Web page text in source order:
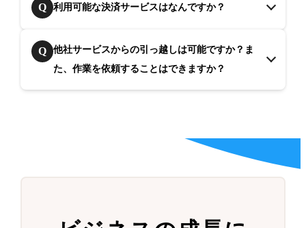
Q 利用可能な決済サービスはなんですか？
Q
他社サービスからの引っ越しは可能ですか？ま
た、作業を依頼することはできますか？